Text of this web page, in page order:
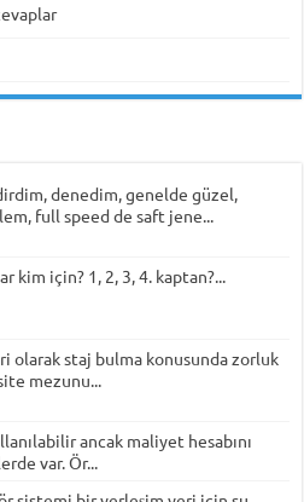
denedim, genelde güzel,
full speed de saft jene...
kim için? 1, 2, 3, 4. kaptan?...
olarak staj bulma konusunda zorluk
mezunu...
ancak maliyet hesabını
var. Ör...